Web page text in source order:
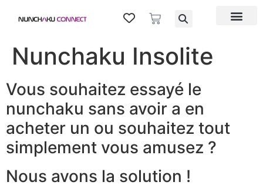
Nunchaku Insolite
Vous souhaitez essayé le
nunchaku sans avoir a en
acheter un ou souhaitez tout
simplement vous amusez ?
Nous avons la solution !